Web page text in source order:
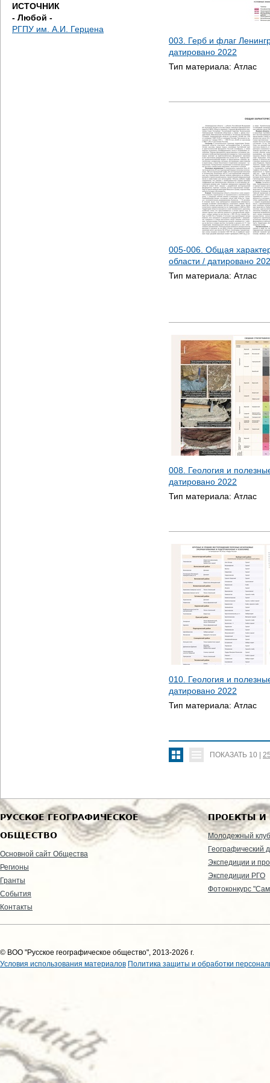
ИСТОЧНИК
- Любой -
РГПУ им. А.И. Герцена
003. Герб и флаг
датировано 2022
Тип материала: Атлас
005-006. Общая
области / датировано
Тип материала: Атлас
008. Геология и
датировано 2022
Тип материала: Атлас
010. Геология и
датировано 2022
Тип материала: Атлас
ПОКАЗАТЬ 10
РУССКОЕ ГЕОГРАФИЧЕСКОЕ
ОБЩЕСТВО
Основной сайт Общества
Регионы
Гранты
События
Контакты
ПРОЕКТЫ И
Молодежный клуб
Географический
Экспедиции и
Экспедиции РГО
Фотоконкурс
© ВОО "Русское географическое общество", 2013-2026 г.
Условия использования материалов Политика защиты и обработки